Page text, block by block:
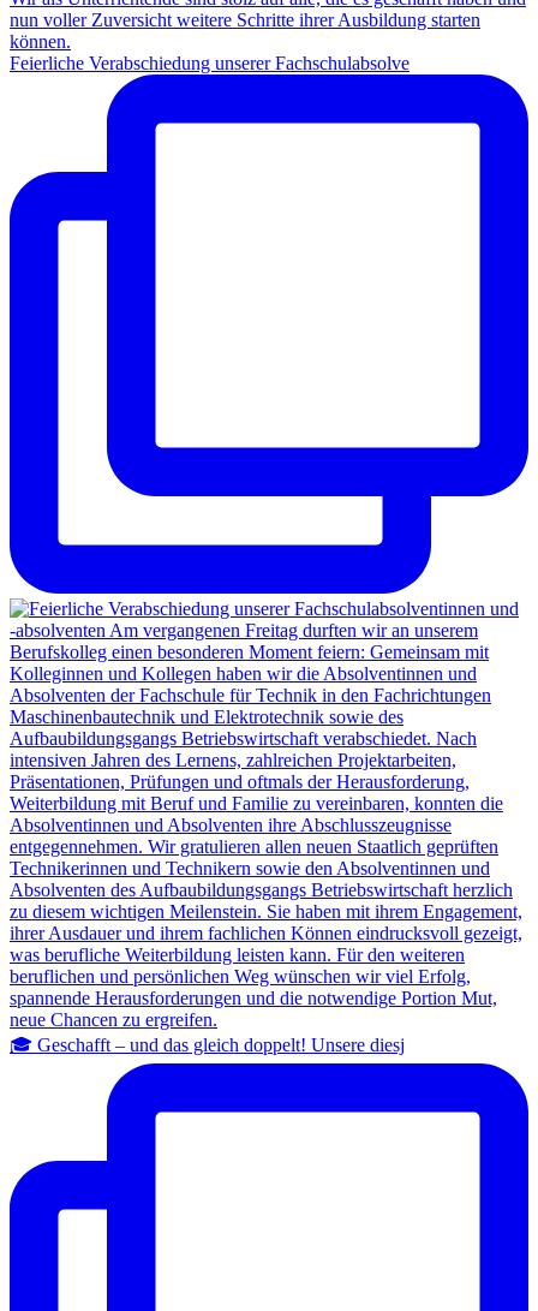
Feierliche Verabschiedung unserer Fachschulabsolve
🎓 Geschafft – und das gleich doppelt! Unsere diesj